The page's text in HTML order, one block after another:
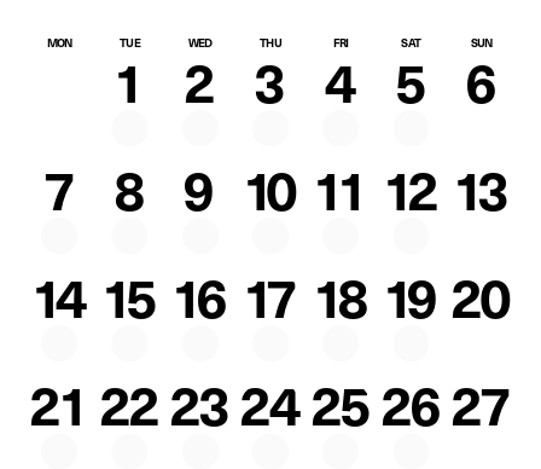
MON TUE WED THU FRI SAT SUN
1 2 3 4 5 6
7 8 9 10 11 12 13
14 15 16 17 18 19 20
21 222324252627